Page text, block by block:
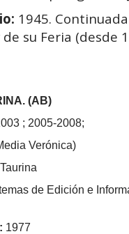
1945.
su Feria (desde
(AB)
; 2005-2008;
Verónica)
de Edición e
1977